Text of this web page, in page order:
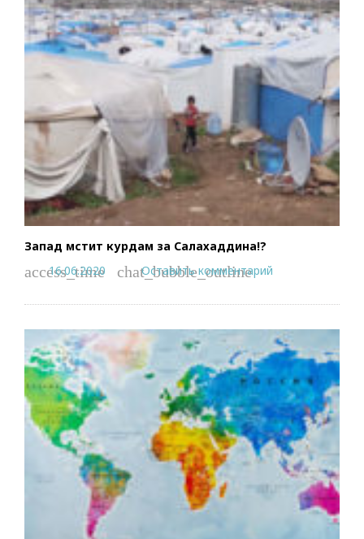
Запад мстит курдам за Салахаддина!?
access_time
16.06.2020 chat_bubble_outline
Оставить комментарий